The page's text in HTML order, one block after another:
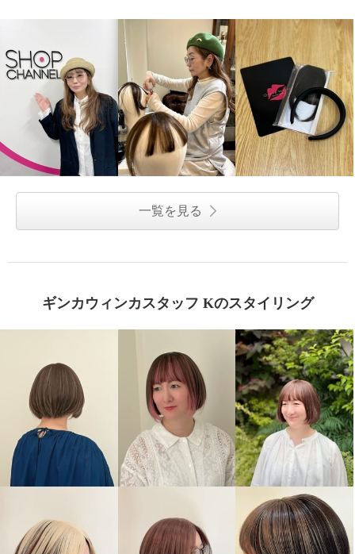
一覧を見る
ギンカウィンカスタッフ Kのスタイリング